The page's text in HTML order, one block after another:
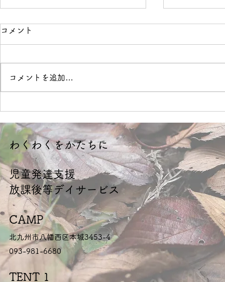
コメント
コメントを追加…
​児童発達支援
放課後等デイサービス
CAMP
北九州市八幡西区本城3453-4
093-981-6680
​わくわくをかたちに
TENT 1